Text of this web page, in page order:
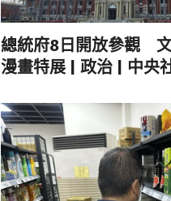
總統府8日開放參觀
漫畫特展 | 政治 | 中央